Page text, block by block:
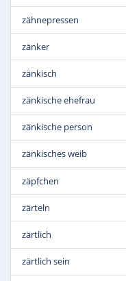
zähnepressen
zänker
zänkisch
zänkische ehefrau
zänkische person
zänkisches weib
zäpfchen
zärteln
zärtlich
zärtlich sein